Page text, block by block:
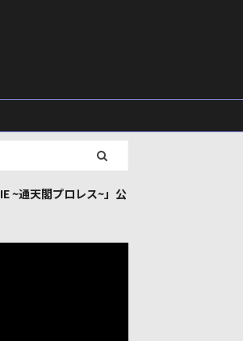
~通天閣プロレス~」公